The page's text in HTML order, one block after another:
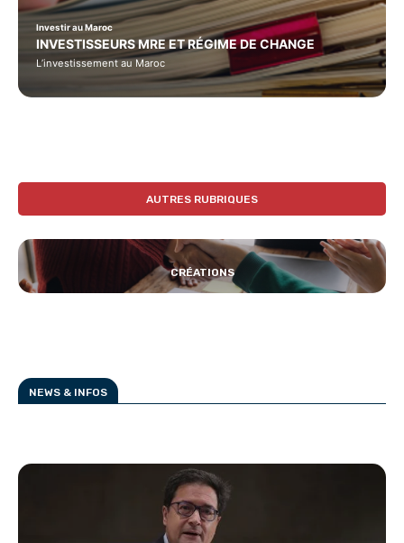
Investir au Maroc
INVESTISSEURS MRE ET RÉGIME DE CHANGE
L’investissement au Maroc
AUTRES RUBRIQUES
CRÉATIONS
NEWS & INFOS